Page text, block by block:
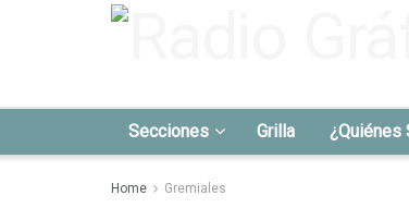
Secciones Grilla ¿Quiénes
Home Gremiales